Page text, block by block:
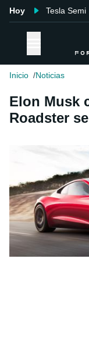
Hoy Tesla Semi
Inicio Noticias
Elon Musk
Roadster